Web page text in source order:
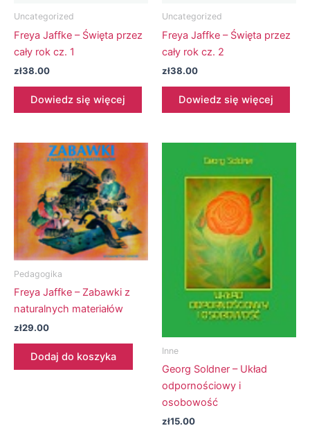
Uncategorized
Freya Jaffke – Święta przez
cały rok cz. 1
zł38.00
Dowiedz się więcej
Uncategorized
Freya Jaffke – Święta przez
cały rok cz. 2
zł38.00
Dowiedz się więcej
Pedagogika
Freya Jaffke – Zabawki z
naturalnych materiałów
zł29.00
Dodaj do koszyka
Inne
Georg Soldner – Układ
odpornościowy i
osobowość
zł15.00